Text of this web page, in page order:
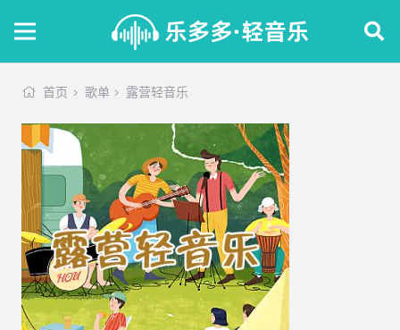
首页 歌单 露营轻音乐